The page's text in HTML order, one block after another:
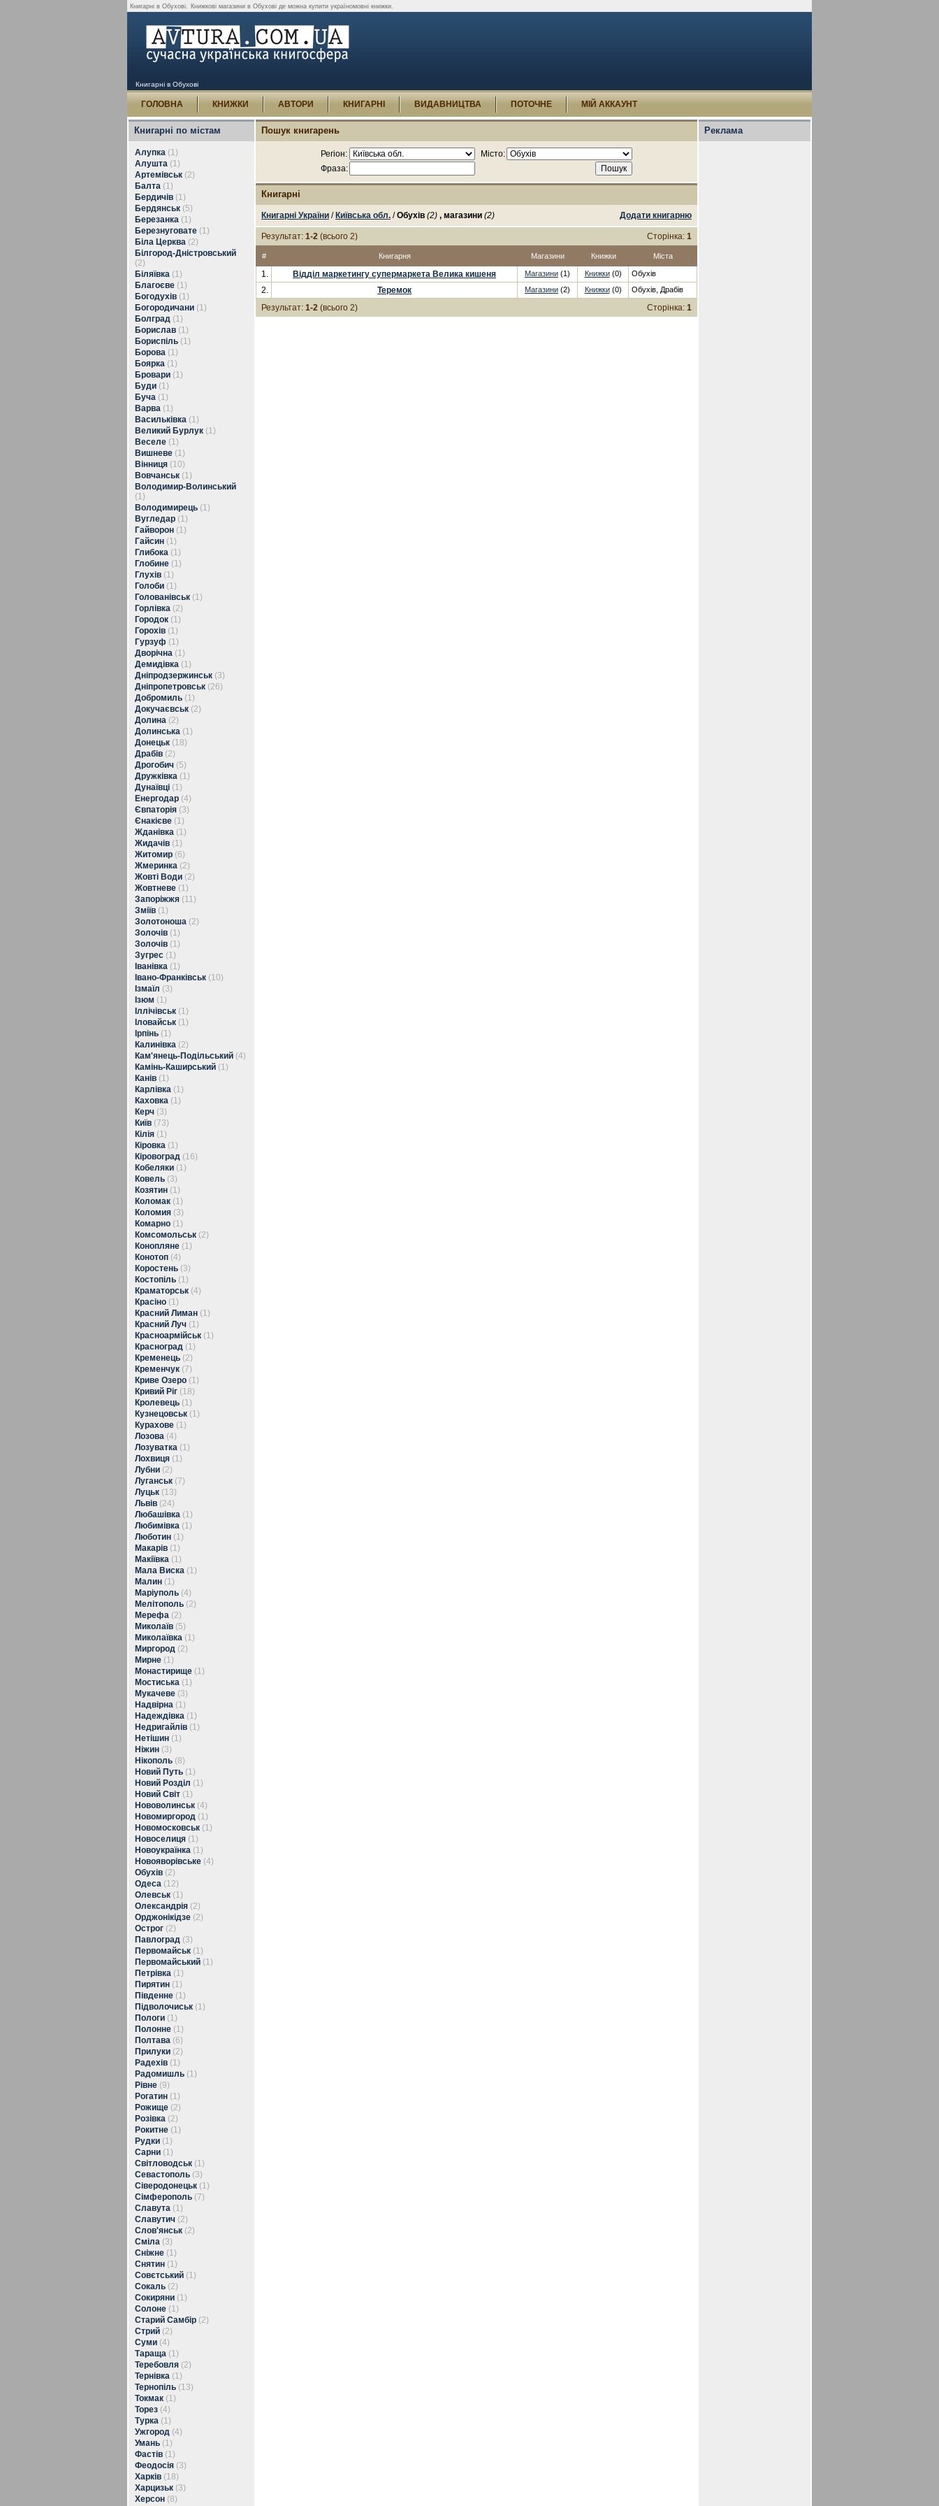
Книгарні в Обухові. Книжкові магазини в Обухові де можна купити україномовні книжки.
Книгарні в Обухові
ГОЛОВНА КНИЖКИ АВТОРИ КНИГАРНІ ВИДАВНИЦТВА ПОТОЧНЕ МІЙ АККАУНТ
Книгарні по містам
Алупка (1)
Алушта (1)
Артемівськ (2)
Балта (1)
Бердичів (1)
Бердянськ (5)
Березанка (1)
Березнуговате (1)
Біла Церква (2)
Білгород-Дністровський
(2)
Біляївка (1)
Благоєве (1)
Богодухів (1)
Богородичани (1)
Болград (1)
Борислав (1)
Бориспіль (1)
Борова (1)
Боярка (1)
Бровари (1)
Буди (1)
Буча (1)
Варва (1)
Васильківка (1)
Великий Бурлук (1)
Веселе (1)
Вишневе (1)
Вінниця (10)
Вовчанськ (1)
Володимир-Волинський
(1)
Володимирець (1)
Вугледар (1)
Гайворон (1)
Гайсин (1)
Глибока (1)
Глобине (1)
Глухів (1)
Голоби (1)
Голованівськ (1)
Горлівка (2)
Городок (1)
Горохів (1)
Гурзуф (1)
Дворічна (1)
Демидівка (1)
Дніпродзержинськ (3)
Дніпропетровськ (26)
Добромиль (1)
Докучаєвськ (2)
Долина (2)
Долинська (1)
Донецьк (18)
Драбів (2)
Дрогобич (5)
Дружківка (1)
Дунаївці (1)
Енергодар (4)
Євпаторія (3)
Єнакієве (1)
Жданівка (1)
Жидачів (1)
Житомир (6)
Жмеринка (2)
Жовті Води (2)
Жовтневе (1)
Запоріжжя (11)
Зміїв (1)
Золотоноша (2)
Золочів (1)
Золочів (1)
Зугрес (1)
Іванівка (1)
Івано-Франківськ (10)
Ізмаїл (3)
Ізюм (1)
Іллічівськ (1)
Іловайськ (1)
Ірпінь (1)
Калинівка (2)
Кам'янець-Подільський (4)
Камінь-Каширський (1)
Канів (1)
Карлівка (1)
Каховка (1)
Керч (3)
Київ (73)
Кілія (1)
Кіровка (1)
Кіровоград (16)
Кобеляки (1)
Ковель (3)
Козятин (1)
Коломак (1)
Коломия (3)
Комарно (1)
Комсомольськ (2)
Конопляне (1)
Конотоп (4)
Коростень (3)
Костопіль (1)
Краматорськ (4)
Красіно (1)
Красний Лиман (1)
Красний Луч (1)
Красноармійськ (1)
Красноград (1)
Кременець (2)
Кременчук (7)
Криве Озеро (1)
Кривий Ріг (18)
Кролевець (1)
Кузнецовськ (1)
Курахове (1)
Лозова (4)
Лозуватка (1)
Лохвиця (1)
Лубни (2)
Луганськ (7)
Луцьк (13)
Львів (24)
Любашівка (1)
Любимівка (1)
Люботин (1)
Макарів (1)
Макіївка (1)
Мала Виска (1)
Малин (1)
Маріуполь (4)
Мелітополь (2)
Мерефа (2)
Миколаїв (5)
Миколаївка (1)
Миргород (2)
Мирне (1)
Монастирище (1)
Мостиська (1)
Мукачеве (3)
Надвірна (1)
Надеждівка (1)
Недригайлів (1)
Нетішин (1)
Ніжин (3)
Нікополь (8)
Новий Путь (1)
Новий Розділ (1)
Новий Світ (1)
Нововолинськ (4)
Новомиргород (1)
Новомосковськ (1)
Новоселиця (1)
Новоукраїнка (1)
Новояворівське (4)
Обухів (2)
Одеса (12)
Олевськ (1)
Олександрія (2)
Орджонікідзе (2)
Острог (2)
Павлоград (3)
Первомайськ (1)
Первомайський (1)
Петрівка (1)
Пирятин (1)
Південне (1)
Підволочиськ (1)
Пологи (1)
Полонне (1)
Полтава (6)
Прилуки (2)
Радехів (1)
Радомишль (1)
Рівне (9)
Рогатин (1)
Рожище (2)
Розівка (2)
Рокитне (1)
Рудки (1)
Сарни (1)
Світловодськ (1)
Севастополь (3)
Сіверодонецьк (1)
Сімферополь (7)
Славута (1)
Славутич (2)
Слов'янськ (2)
Сміла (3)
Сніжне (1)
Снятин (1)
Совєтський (1)
Сокаль (2)
Сокиряни (1)
Солоне (1)
Старий Самбір (2)
Стрий (2)
Суми (4)
Тараща (1)
Теребовля (2)
Тернівка (1)
Тернопіль (13)
Токмак (1)
Торез (4)
Турка (1)
Ужгород (4)
Умань (1)
Фастів (1)
Феодосія (3)
Харків (18)
Харцизьк (3)
Херсон (8)
Пошук книгарень
Регіон:
Місто:
Фраза:
Книгарні
Книгарні України / Київська обл. /Обухів (2) , магазини (2) Додати книгарню
Результат: 1-2 (всього 2) Сторінка: 1
# Книгарня Магазини Книжки Міста
1. Відділ маркетингу супермаркета Велика кишеня Магазини (1) Книжки(0) Обухів
2. Теремок Магазини (2) Книжки(0) Обухів, Драбів
Результат: 1-2 (всього 2) Сторінка: 1
Реклама